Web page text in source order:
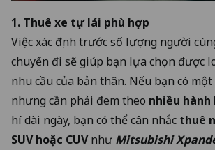
1. Thuê xe tự lái phù hợp
Việc xác định trước số lượng người
chuyến đi sẽ giúp bạn lựa chọn được
nhu cầu của bản thân. Nếu bạn có một
nhưng cần phải đem theo nhiều hành
hí dài ngày, bạn có thể cân nhắc thuê
SUV hoặc CUVnhưMitsubishi